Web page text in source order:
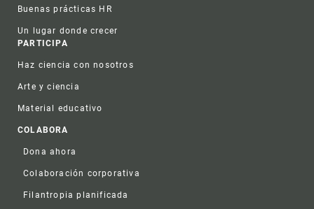
Buenas prácticas HR
Un lugar donde crecer
PARTICIPA
Haz ciencia con nosotros
Arte y ciencia
Material educativo
COLABORA
Dona ahora
Colaboración corporativa
Filantropia planificada